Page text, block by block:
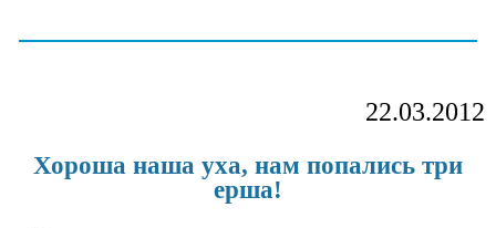
22.03.2012
Хороша наша уха, нам попались три
ерша!